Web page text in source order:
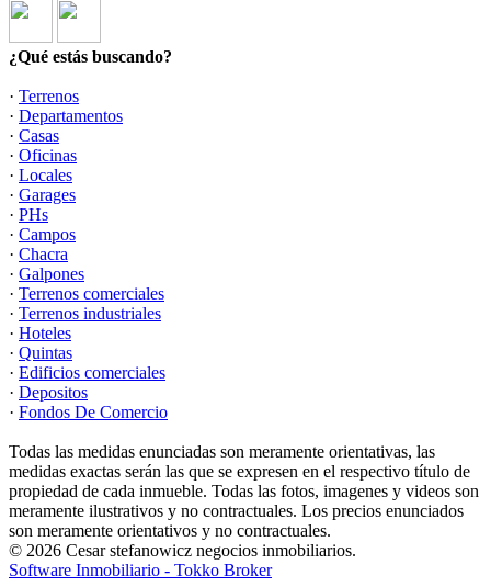
¿Qué estás buscando?
· Terrenos
· Departamentos
· Casas
· Oficinas
· Locales
· Garages
· PHs
· Campos
· Chacra
· Galpones
· Terrenos comerciales
· Terrenos industriales
· Hoteles
· Quintas
· Edificios comerciales
· Depositos
· Fondos De Comercio
Todas las medidas enunciadas son meramente orientativas, las
medidas exactas serán las que se expresen en el respectivo título de
propiedad de cada inmueble. Todas las fotos, imagenes y videos son
meramente ilustrativos y no contractuales. Los precios enunciados
son meramente orientativos y no contractuales.
© 2026 Cesar stefanowicz negocios inmobiliarios.
Software Inmobiliario - Tokko Broker